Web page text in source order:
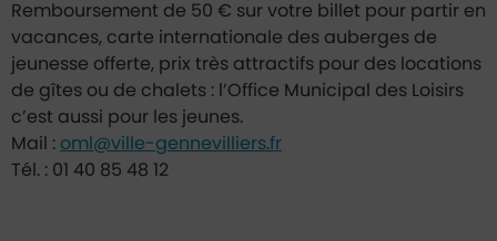
Remboursement de 50 € sur votre billet pour partir en
vacances, carte internationale des auberges de
jeunesse offerte, prix très attractifs pour des locations
de gîtes ou de chalets : l’Office Municipal des Loisirs
c’est aussi pour les jeunes.
Mail : oml@ville-gennevilliers.fr
Tél. : 01 40 85 48 12